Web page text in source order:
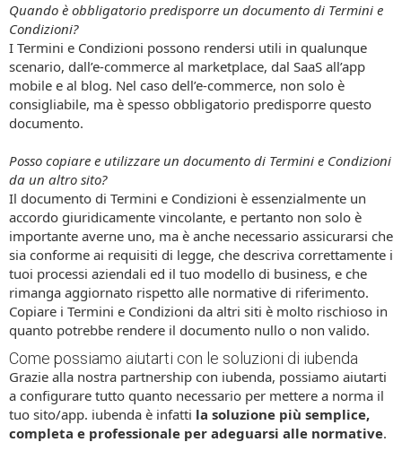
Quando è obbligatorio predisporre un documento di Termini e
Condizioni?
I Termini e Condizioni possono rendersi utili in qualunque
scenario, dall’e-commerce al marketplace, dal SaaS all’app
mobile e al blog. Nel caso dell’e-commerce, non solo è
consigliabile, ma è spesso obbligatorio predisporre questo
documento.
Posso copiare e utilizzare un documento di Termini e Condizioni
da un altro sito?
Il documento di Termini e Condizioni è essenzialmente un
accordo giuridicamente vincolante, e pertanto non solo è
importante averne uno, ma è anche necessario assicurarsi che
sia conforme ai requisiti di legge, che descriva correttamente i
tuoi processi aziendali ed il tuo modello di business, e che
rimanga aggiornato rispetto alle normative di riferimento.
Copiare i Termini e Condizioni da altri siti è molto rischioso in
quanto potrebbe rendere il documento nullo o non valido.
Come possiamo aiutarti con le soluzioni di iubenda
Grazie alla nostra partnership con iubenda, possiamo aiutarti
a configurare tutto quanto necessario per mettere a norma il
tuo sito/app. iubenda è infatti la soluzione più semplice,
completa e professionale per adeguarsi alle normative.